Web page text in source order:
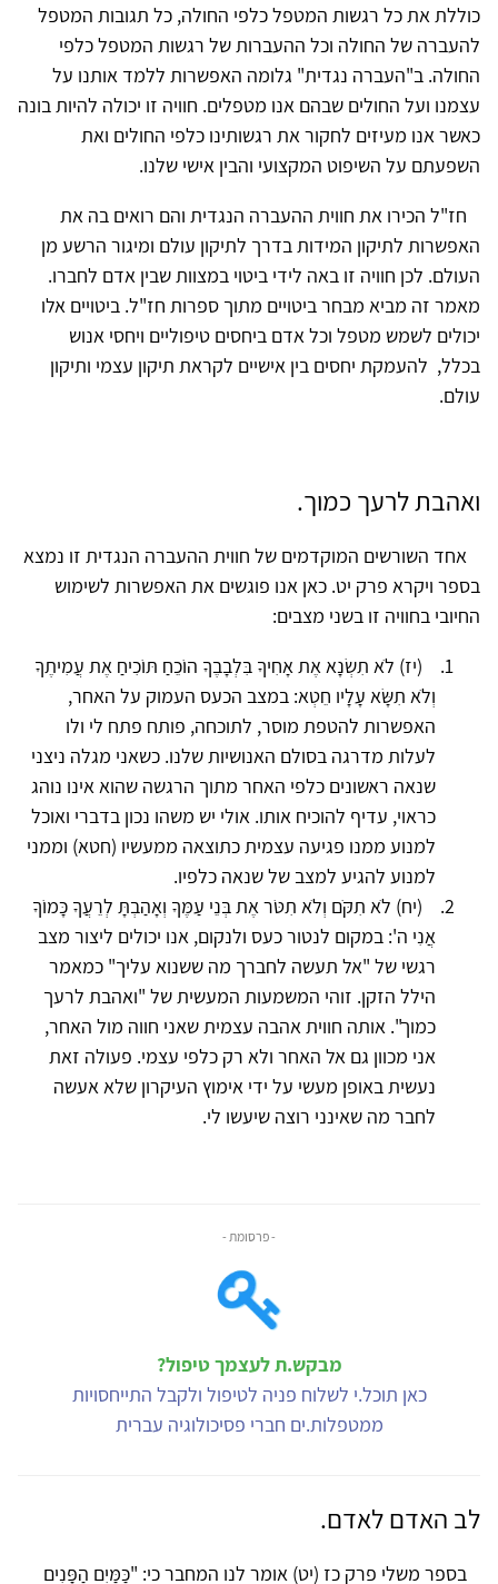
כוללת את כל רגשות המטפל כלפי החולה, כל תגובות המטפל
להעברה של החולה וכל ההעברות של רגשות המטפל כלפי
החולה. ב"העברה נגדית" גלומה האפשרות ללמד אותנו על
עצמנו ועל החולים שבהם אנו מטפלים. חוויה זו יכולה להיות בונה
כאשר אנו מעיזים לחקור את רגשותינו כלפי החולים ואת
השפעתם על השיפוט המקצועי והבין אישי שלנו.
חז"ל הכירו את חווית ההעברה הנגדית והם רואים בה את
האפשרות לתיקון המידות בדרך לתיקון עולם ומיגור הרשע מן
העולם. לכן חוויה זו באה לידי ביטוי במצוות שבין אדם לחברו.
מאמר זה מביא מבחר ביטויים מתוך ספרות חז"ל. ביטויים אלו
יכולים לשמש מטפל וכל אדם ביחסים טיפוליים ויחסי אנוש
בכלל, להעמקת יחסים בין אישיים לקראת תיקון עצמי ותיקון
עולם.
ואהבת לרעך כמוך.
אחד השורשים המוקדמים של חווית ההעברה הנגדית זו נמצא
בספר ויקרא פרק יט. כאן אנו פוגשים את האפשרות לשימוש
החיובי בחוויה זו בשני מצבים:
(יז) לֹא תִשְׂנָא אֶת אָחִיךָ בִּלְבָבֶךָ הוֹכֵחַ תּוֹכִיחַ אֶת עֲמִיתֶךָ
וְלֹא תִשָּׂא עָלָיו חֵטְא: במצב הכעס העמוק על האחר,
האפשרות להטפת מוסר, לתוכחה, פותח פתח לי ולו
לעלות מדרגה בסולם האנושיות שלנו. כשאני מגלה ניצני
שנאה ראשונים כלפי האחר מתוך הרגשה שהוא אינו נוהג
כראוי, עדיף להוכיח אותו. אולי יש משהו נכון בדברי ואוכל
למנוע ממנו פגיעה עצמית כתוצאה ממעשיו (חטא) וממני
למנוע להגיע למצב של שנאה כלפיו.
(יח) לֹא תִקֹּם וְלֹא תִטֹּר אֶת בְּנֵי עַמֶּךָ וְאָהַבְתָּ לְרֵעֲךָ כָּמוֹךָ
אֲנִי ה': במקום לנטור כעס ולנקום, אנו יכולים ליצור מצב
רגשי של "אל תעשה לחברך מה ששנוא עליך" כמאמר
הילל הזקן. זוהי המשמעות המעשית של "ואהבת לרעך
כמוך". אותה חווית אהבה עצמית שאני חווה מול האחר,
אני מכוון גם אל האחר ולא רק כלפי עצמי. פעולה זאת
נעשית באופן מעשי על ידי אימוץ העיקרון שלא אעשה
לחבר מה שאינני רוצה שיעשו לי.
- פרסומת -
מבקש.ת לעצמך טיפול?
כאן תוכל.י לשלוח פניה לטיפול ולקבל התייחסויות
ממטפלות.ים חברי פסיכולוגיה עברית
לב האדם לאדם.
בספר משלי פרק כז (יט) אומר לנו המחבר כי: "כַּמַּיִם הַפָּנִים